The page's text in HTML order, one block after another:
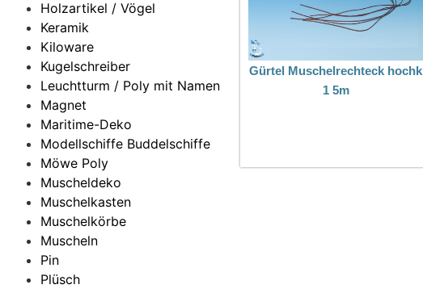
Holzartikel / Vögel
Keramik
Kiloware
Kugelschreiber
Leuchtturm / Poly mit Namen
Magnet
Maritime-Deko
Modellschiffe Buddelschiffe
Möwe Poly
Muscheldeko
Muschelkasten
Muschelkörbe
Muscheln
Pin
Plüsch
Gürtel Muschelrechteck hochk
1 5m